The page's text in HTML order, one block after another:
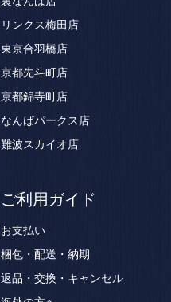
リンクス梅田店
東京合羽橋店
京都先斗町店
京都錦寺町店
なんばパークス店
難波スカイオ店
ご利用ガイド
お支払い
梱包・配送・納期
返品・交換・キャンセル